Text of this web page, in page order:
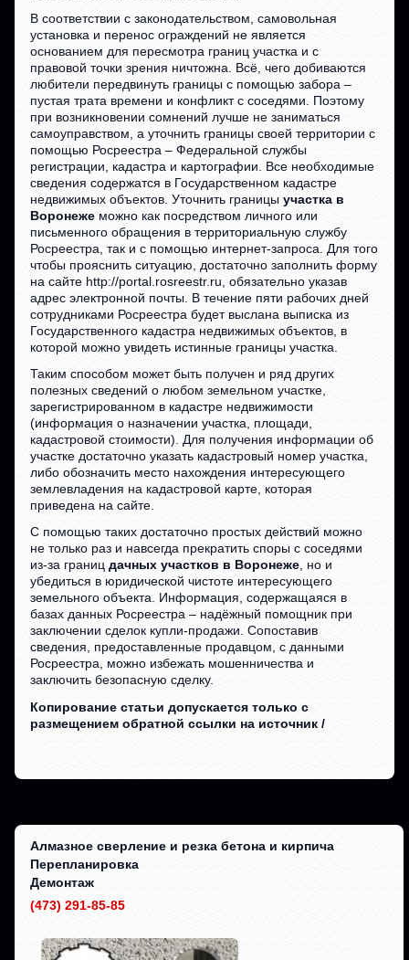
В соответствии с законодательством, самовольная
установка и перенос ограждений не является
основанием для пересмотра границ участка и с
правовой точки зрения ничтожна. Всё, чего добиваются
любители передвинуть границы с помощью забора –
пустая трата времени и конфликт с соседями. Поэтому
при возникновении сомнений лучше не заниматься
самоуправством, а уточнить границы своей территории с
помощью Росреестра – Федеральной службы
регистрации, кадастра и картографии. Все необходимые
сведения содержатся в Государственном кадастре
недвижимых объектов. Уточнить границыучастка в
Воронеже можно как посредством личного или
письменного обращения в территориальную службу
Росреестра, так и с помощью интернет-запроса. Для того
чтобы прояснить ситуацию, достаточно заполнить форму
на сайте http://portal.rosreestr.ru, обязательно указав
адрес электронной почты. В течение пяти рабочих дней
сотрудниками Росреестра будет выслана выписка из
Государственного кадастра недвижимых объектов, в
которой можно увидеть истинные границы участка.
Таким способом может быть получен и ряд других
полезных сведений о любом земельном участке,
зарегистрированном в кадастре недвижимости
(информация о назначении участка, площади,
кадастровой стоимости). Для получения информации об
участке достаточно указать кадастровый номер участка,
либо обозначить место нахождения интересующего
землевладения на кадастровой карте, которая
приведена на сайте.
С помощью таких достаточно простых действий можно
не только раз и навсегда прекратить споры с соседями
из-за границдачных участков в Воронеже, но и
убедиться в юридической чистоте интересующего
земельного объекта. Информация, содержащаяся в
базах данных Росреестра – надёжный помощник при
заключении сделок купли-продажи. Сопоставив
сведения, предоставленные продавцом, с данными
Росреестра, можно избежать мошенничества и
заключить безопасную сделку.
Копирование статьи допускается только с
размещением обратной ссылки на источник /
Алмазное сверление и резка бетона и кирпича
Перепланировка
Демонтаж
(473) 291-85-85